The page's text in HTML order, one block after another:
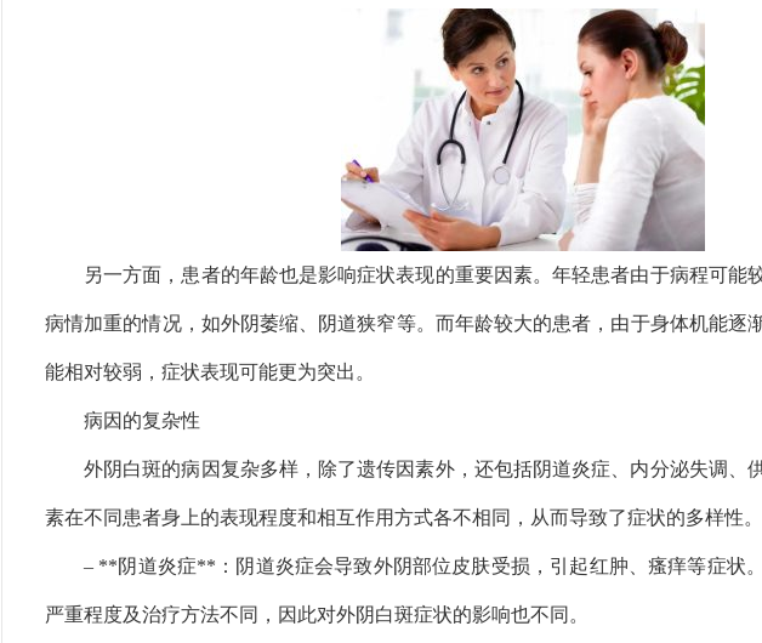
另一方面，患者的年龄也是影响症状表现的重要因素。年轻患者由于病程可能
病情加重的情况，如外阴萎缩、阴道狭窄等。而年龄较大的患者，由于身体机能逐
能相对较弱，症状表现可能更为突出。
病因的复杂性
外阴白斑的病因复杂多样，除了遗传因素外，还包括阴道炎症、内分泌失调、
素在不同患者身上的表现程度和相互作用方式各不相同，从而导致了症状的多样性。
– **阴道炎症**：阴道炎症会导致外阴部位皮肤受损，引起红肿、瘙痒等症状
严重程度及治疗方法不同，因此对外阴白斑症状的影响也不同。